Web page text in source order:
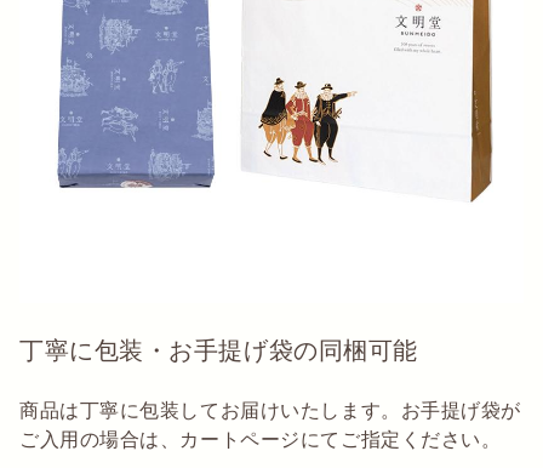
丁寧に包装・お手提げ袋の同梱可能
商品は丁寧に包装してお届けいたします。お手提げ袋が
ご入用の場合は、カートページにてご指定ください。